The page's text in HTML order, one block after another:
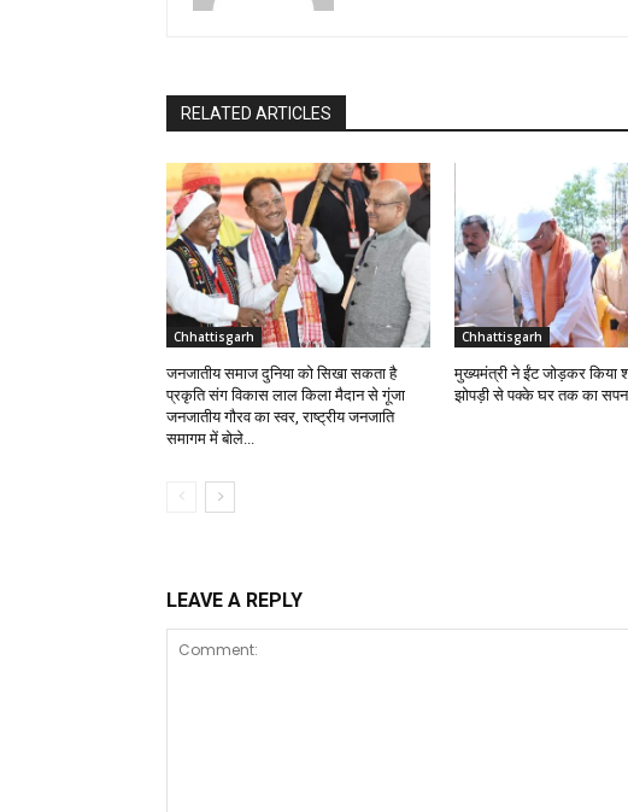
RELATED ARTICLES
Chhattisgarh
जनजातीय समाज दुनिया को सिखा सकता है
प्रकृति संग विकास लाल किला मैदान से गूंजा
जनजातीय गौरव का स्वर, राष्ट्रीय जनजाति
समागम में बोले...
Chhattisgarh
मुख्यमंत्री ने ईंट जोड़कर किया
झोपड़ी से पक्के घर तक का सपना
LEAVE A REPLY